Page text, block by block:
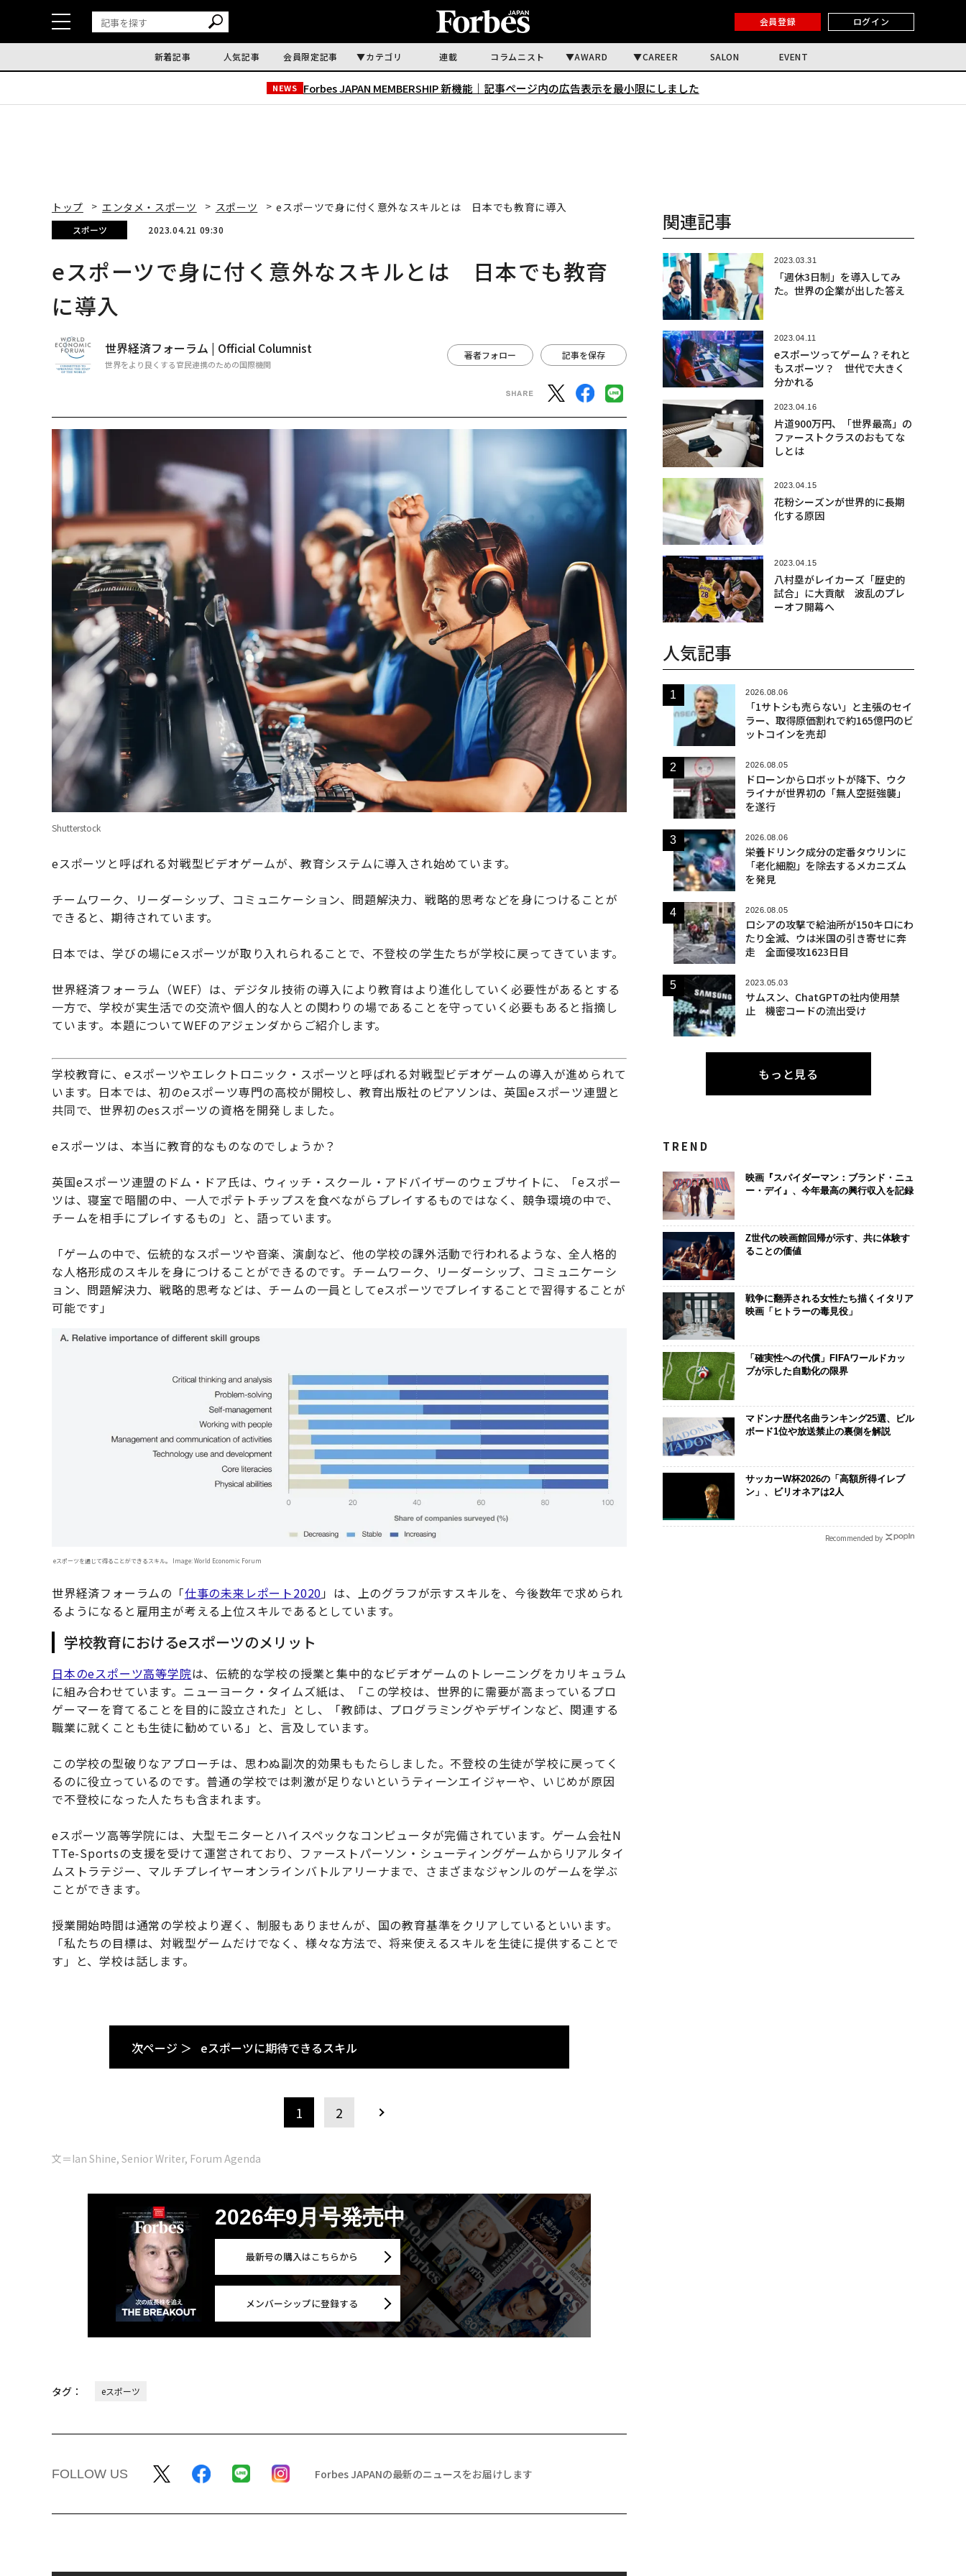
会員登録 ログイン
新着記事 人気記事 会員限定記事 カテゴリ 連載 コラムニスト AWARD CAREER SALON EVENT
NEWS Forbes JAPAN MEMBERSHIP 新機能｜ 記事ページ内の広告表示を最小限にしました
トップ エンタメ・スポーツ スポーツ eスポーツで身に付く意外なスキルとは 日本でも教育に導入
スポーツ 2023.04.21 09:30
eスポーツで身に付く意外なスキルとは 日本でも教育
に導入
世界経済フォーラム | Official Columnist
世界をより良くする官民連携のための国際機関
著者フォロー 記事を保存
Shutterstock
eスポーツと呼ばれる対戦型ビデオゲームが、教育システムに導入され始めています。
チームワーク、リーダーシップ、コミュニケーション、問題解決力、戦略的思考などを身につけることが
できると、期待されています。
日本では、学びの場にeスポーツが取り入れられることで、不登校の学生たちが学校に戻ってきています。
世界経済フォーラム（WEF）は、デジタル技術の導入により教育はより進化していく必要性があるとする
一方で、学校が実生活での交流や個人的な人との関わりの場であることを守っていく必要もあると指摘し
ています。本題についてWEFのアジェンダからご紹介します。
学校教育に、eスポーツやエレクトロニック・スポーツと呼ばれる対戦型ビデオゲームの導入が進められて
います。日本では、初のeスポーツ専門の高校が開校し、教育出版社のピアソンは、英国eスポーツ連盟と
共同で、世界初のesスポーツの資格を開発しました。
eスポーツは、本当に教育的なものなのでしょうか？
英国eスポーツ連盟のドム・ドア氏は、ウィッチ・スクール・アドバイザーのウェブサイトに、「eスポー
ツは、寝室で暗闇の中、一人でポテトチップスを食べながらプレイするものではなく、競争環境の中で、
チームを相手にプレイするもの」と、語っています。
「ゲームの中で、伝統的なスポーツや音楽、演劇など、他の学校の課外活動で行われるような、全人格的
な人格形成のスキルを身につけることができるのです。チームワーク、リーダーシップ、コミュニケーシ
ョン、問題解決力、戦略的思考などは、チームの一員としてeスポーツでプレイすることで習得することが
可能です」
eスポーツを通じて得ることができるスキル。 Image: World Economic Forum
世界経済フォーラムの「仕事の未来レポート2020 」は、上のグラフが示すスキルを、今後数年で求められ
るようになると雇用主が考える上位スキルであるとしています。
学校教育におけるeスポーツのメリット
日本のeスポーツ高等学院は、伝統的な学校の授業と集中的なビデオゲームのトレーニングをカリキュラム
に組み合わせています。ニューヨーク・タイムズ紙は、「この学校は、世界的に需要が高まっているプロ
ゲーマーを育てることを目的に設立された」とし、「教師は、プログラミングやデザインなど、関連する
職業に就くことも生徒に勧めている」と、言及しています。
この学校の型破りなアプローチは、思わぬ副次的効果ももたらしました。不登校の生徒が学校に戻ってく
るのに役立っているのです。普通の学校では刺激が足りないというティーンエイジャーや、いじめが原因
で不登校になった人たちも含まれます。
eスポーツ高等学院には、大型モニターとハイスペックなコンピュータが完備されています。ゲーム会社N
TTe-Sportsの支援を受けて運営されており、ファーストパーソン・シューティングゲームからリアルタイ
ムストラテジー、マルチプレイヤーオンラインバトルアリーナまで、さまざまなジャンルのゲームを学ぶ
ことができます。
授業開始時間は通常の学校より遅く、制服もありませんが、国の教育基準をクリアしているといいます。
「私たちの目標は、対戦型ゲームだけでなく、様々な方法で、将来使えるスキルを生徒に提供することで
す」と、学校は話します。
次ページ ＞ eスポーツに期待できるスキル
1 2
文＝Ian Shine, Senior Writer, Forum Agenda
2026年9月号発売中
最新号の購入はこちらから
メンバーシップに登録する
タグ： eスポーツ
FOLLOW US Forbes JAPANの最新のニュースをお届けします
関連記事
2023.03.31
「週休3日制」を導入してみ
た。世界の企業が出した答え
2023.04.11
eスポーツってゲーム？それと
もスポーツ？ 世代で大きく
分かれる
2023.04.16
片道900万円、「世界最高」の
ファーストクラスのおもてな
しとは
2023.04.15
花粉シーズンが世界的に長期
化する原因
2023.04.15
八村塁がレイカーズ「歴史的
試合」に大貢献 波乱のプレ
ーオフ開幕へ
人気記事
2026.08.06
「1サトシも売らない」と主張のセイ
ラー、取得原価割れで約165億円のビ
ットコインを売却
2026.08.05
ドローンからロボットが降下、ウク
ライナが世界初の「無人空挺強襲」
を遂行
2026.08.06
栄養ドリンク成分の定番タウリンに
「老化細胞」を除去するメカニズム
を発見
2026.08.05
ロシアの攻撃で給油所が150キロにわ
たり全滅、ウは米国の引き寄せに奔
走 全面侵攻1623日目
2023.05.03
サムスン、ChatGPTの社内使用禁
止 機密コードの流出受け
もっと見る
TREND
映画『スパイダーマン：ブランド・ニュ
ー・デイ』、今年最高の興行収入を記録
Z世代の映画館回帰が示す、共に体験す
ることの価値
戦争に翻弄される女性たち描くイタリア
映画「ヒトラーの毒見役」
「確実性への代償」FIFAワールドカッ
プが示した自動化の限界
マドンナ歴代名曲ランキング25選、ビル
ボード1位や放送禁止の裏側を解説
サッカーW杯2026の「高額所得イレブ
ン」、ビリオネアは2人
Recommended by